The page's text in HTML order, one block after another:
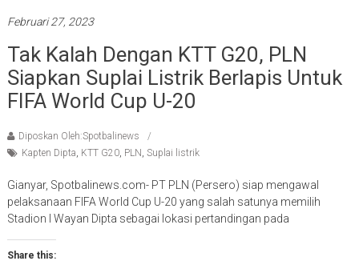
Februari 27, 2023
Tak Kalah Dengan KTT G20, PLN
Siapkan Suplai Listrik Berlapis Untuk
FIFA World Cup U-20
Diposkan Oleh:Spotbalinews
Kapten Dipta KTT G20, PLN Suplai listrik
Gianyar, Spotbalinews.com- PT PLN (Persero) siap mengawal
pelaksanaan FIFA World Cup U-20 yang salah satunya memilih
Stadion I Wayan Dipta sebagai lokasi pertandingan pada
Share this: